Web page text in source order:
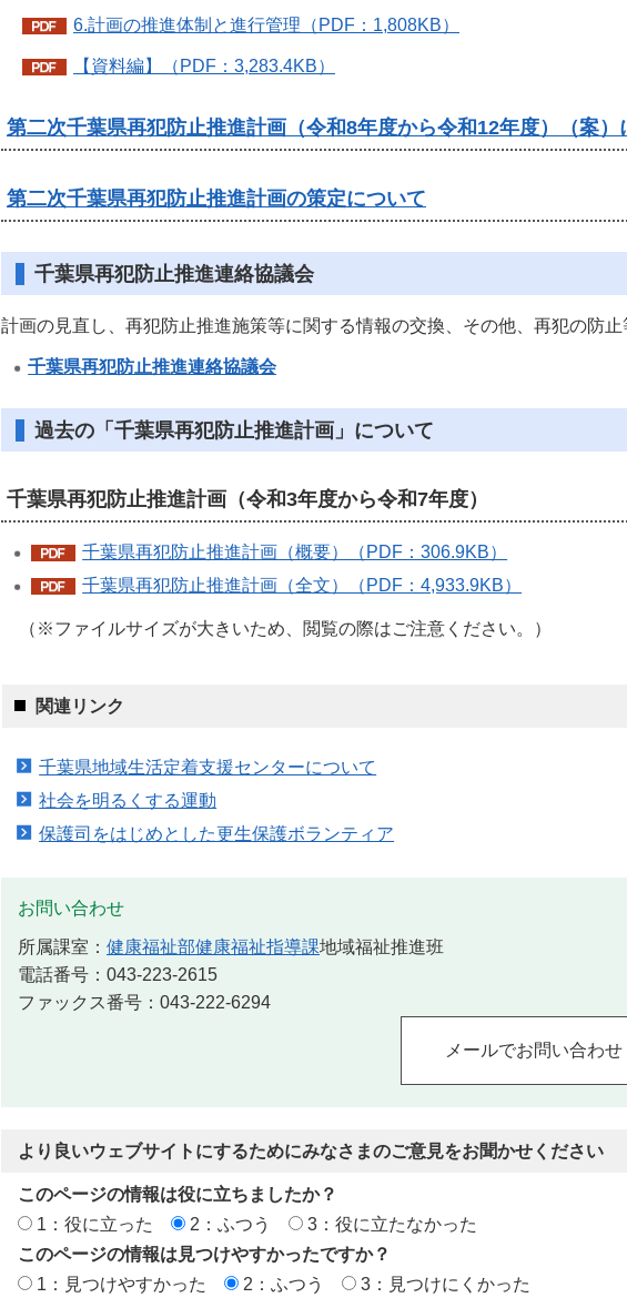
6.計画の推進体制と進行管理（PDF：1,808KB）
【資料編】（PDF：3,283.4KB）
第二次千葉県再犯防止推進計画（令和8年度から令和12年度）（案
第二次千葉県再犯防止推進計画の策定について
千葉県再犯防止推進連絡協議会
計画の見直し、再犯防止推進施策等に関する情報の交換、その他、再犯の防
千葉県再犯防止推進連絡協議会
過去の「千葉県再犯防止推進計画」について
千葉県再犯防止推進計画（令和3年度から令和7年度）
千葉県再犯防止推進計画（概要）（PDF：306.9KB）
千葉県再犯防止推進計画（全文）（PDF：4,933.9KB）
（※ファイルサイズが大きいため、閲覧の際はご注意ください。）
関連リンク
千葉県地域生活定着支援センターについて
社会を明るくする運動
保護司をはじめとした更生保護ボランティア
お問い合わせ
所属課室： 健康福祉部健康福祉指導課地域福祉推進班
電話番号：043-223-2615
ファックス番号：043-222-6294
より良いウェブサイトにするためにみなさまのご意見をお聞かせください
このページの情報は役に立ちましたか？
1：役に立った
2：ふつう
3：役に立たなかった
このページの情報は見つけやすかったですか？
1：見つけやすかった
2：ふつう 3：見つけにくかった